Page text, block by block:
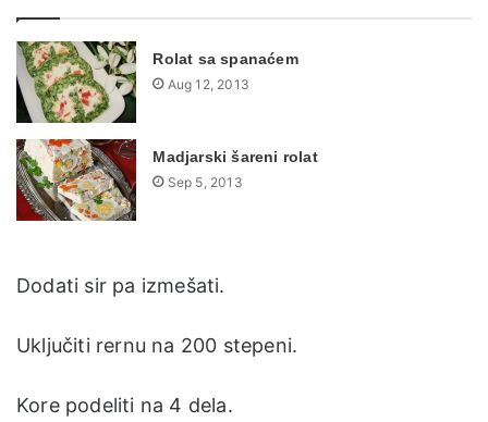
Rolat sa spanaćem
Aug 12, 2013
Madjarski šareni rolat
Sep 5, 2013
Dodati sir pa izmešati.
Uključiti rernu na 200 stepeni.
Kore podeliti na 4 dela.